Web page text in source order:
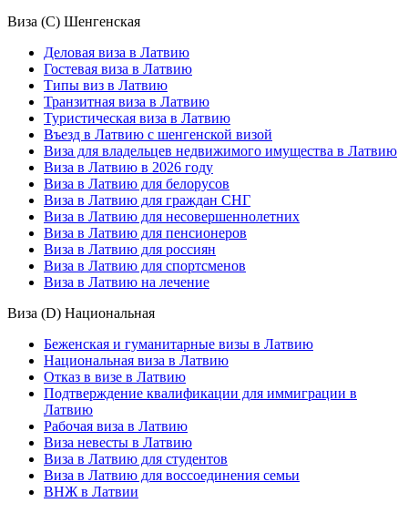
Виза (C) Шенгенская
Деловая виза в Латвию
Гостевая виза в Латвию
Типы виз в Латвию
Транзитная виза в Латвию
Туристическая виза в Латвию
Въезд в Латвию с шенгенской визой
Виза для владельцев недвижимого имущества в Латвию
Виза в Латвию в 2026 году
Виза в Латвию для белорусов
Виза в Латвию для граждан СНГ
Виза в Латвию для несовершеннолетних
Виза в Латвию для пенсионеров
Виза в Латвию для россиян
Виза в Латвию для спортсменов
Виза в Латвию на лечение
Виза (D) Национальная
Беженская и гуманитарные визы в Латвию
Национальная виза в Латвию
Отказ в визе в Латвию
Подтверждение квалификации для иммиграции в
Латвию
Рабочая виза в Латвию
Виза невесты в Латвию
Виза в Латвию для студентов
Виза в Латвию для воссоединения семьи
ВНЖ в Латвии